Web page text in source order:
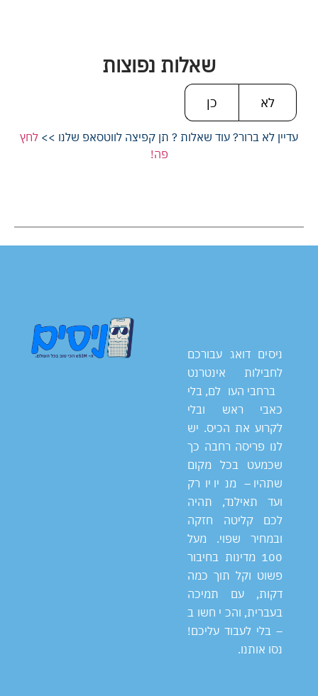
שאלות נפוצות
לא כן
עדיין לא ברור? עוד שאלות ? תן קפיצה לווטסאפ שלנו >> לחץ
פה!
ניסים דואג עבורכם
לחבילות אינטרנט
ברחבי העולם, בלי
כאבי ראש ובלי
לקרוע את הכיס. יש
לנו פריסה רחבה כך
שכמעט בכל מקום
שתהיו – מניו יורק
ועד תאילנד, תהיה
לכם קליטה חזקה
ובמחיר שפוי. מעל
100 מדינות בחיבור
פשוט וקל תוך כמה
דקות, עם תמיכה
בעברית, והכי חשוב
– בלי לעבוד עליכם!
נסו אותנו.